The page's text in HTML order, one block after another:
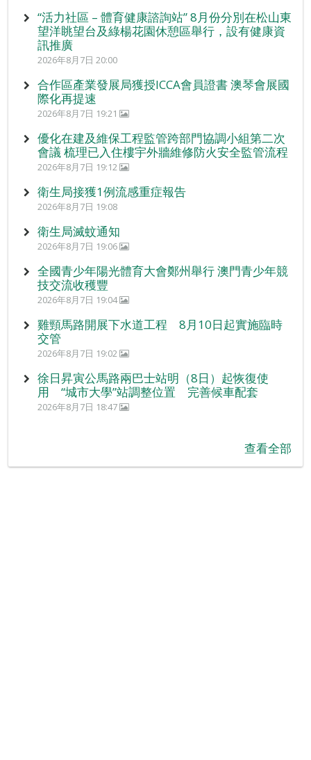
“活力社區 – 體育健康諮詢站” 8月份分別在松山東
望洋眺望台及綠楊花園休憩區舉行，設有健康資
訊推廣
2026年8月7日 20:00
合作區產業發展局獲授ICCA會員證書 澳琴會展國
際化再提速
2026年8月7日 19:21
優化在建及維保工程監管跨部門協調小組第二次
會議 梳理已入住樓宇外牆維修防火安全監管流程
2026年8月7日 19:12
衛生局接獲1例流感重症報告
2026年8月7日 19:08
衛生局滅蚊通知
2026年8月7日 19:06
全國青少年陽光體育大會鄭州舉行 澳門青少年競
技交流收穫豐
2026年8月7日 19:04
雞頸馬路開展下水道工程 8月10日起實施臨時
交管
2026年8月7日 19:02
徐日昇寅公馬路兩巴士站明（8日）起恢復使
用 “城市大學”站調整位置 完善候車配套
2026年8月7日 18:47
查看全部